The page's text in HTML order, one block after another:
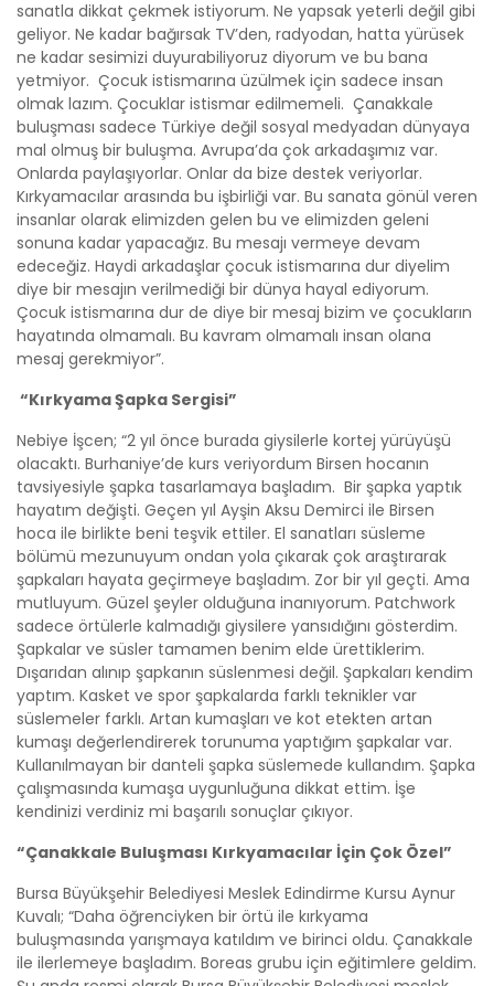
sanatla dikkat çekmek istiyorum. Ne yapsak yeterli değil gibi
geliyor. Ne kadar bağırsak TV’den, radyodan, hatta yürüsek
ne kadar sesimizi duyurabiliyoruz diyorum ve bu bana
yetmiyor. Çocuk istismarına üzülmek için sadece insan
olmak lazım. Çocuklar istismar edilmemeli. Çanakkale
buluşması sadece Türkiye değil sosyal medyadan dünyaya
mal olmuş bir buluşma. Avrupa’da çok arkadaşımız var.
Onlarda paylaşıyorlar. Onlar da bize destek veriyorlar.
Kırkyamacılar arasında bu işbirliği var. Bu sanata gönül veren
insanlar olarak elimizden gelen bu ve elimizden geleni
sonuna kadar yapacağız. Bu mesajı vermeye devam
edeceğiz. Haydi arkadaşlar çocuk istismarına dur diyelim
diye bir mesajın verilmediği bir dünya hayal ediyorum.
Çocuk istismarına dur de diye bir mesaj bizim ve çocukların
hayatında olmamalı. Bu kavram olmamalı insan olana
mesaj gerekmiyor”.
“Kırkyama Şapka Sergisi”
Nebiye İşcen; “2 yıl önce burada giysilerle kortej yürüyüşü
olacaktı. Burhaniye’de kurs veriyordum Birsen hocanın
tavsiyesiyle şapka tasarlamaya başladım. Bir şapka yaptık
hayatım değişti. Geçen yıl Ayşin Aksu Demirci ile Birsen
hoca ile birlikte beni teşvik ettiler. El sanatları süsleme
bölümü mezunuyum ondan yola çıkarak çok araştırarak
şapkaları hayata geçirmeye başladım. Zor bir yıl geçti. Ama
mutluyum. Güzel şeyler olduğuna inanıyorum. Patchwork
sadece örtülerle kalmadığı giysilere yansıdığını gösterdim.
Şapkalar ve süsler tamamen benim elde ürettiklerim.
Dışarıdan alınıp şapkanın süslenmesi değil. Şapkaları kendim
yaptım. Kasket ve spor şapkalarda farklı teknikler var
süslemeler farklı. Artan kumaşları ve kot etekten artan
kumaşı değerlendirerek torunuma yaptığım şapkalar var.
Kullanılmayan bir danteli şapka süslemede kullandım. Şapka
çalışmasında kumaşa uygunluğuna dikkat ettim. İşe
kendinizi verdiniz mi başarılı sonuçlar çıkıyor.
“Çanakkale Buluşması Kırkyamacılar İçin Çok Özel”
Bursa Büyükşehir Belediyesi Meslek Edindirme Kursu Aynur
Kuvalı; “Daha öğrenciyken bir örtü ile kırkyama
buluşmasında yarışmaya katıldım ve birinci oldu. Çanakkale
ile ilerlemeye başladım. Boreas grubu için eğitimlere geldim.